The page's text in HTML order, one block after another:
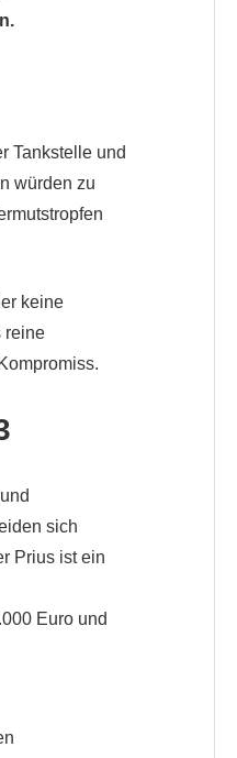
Tankstelle und
würden zu
keine
reine
sich
Prius ist ein
Euro und